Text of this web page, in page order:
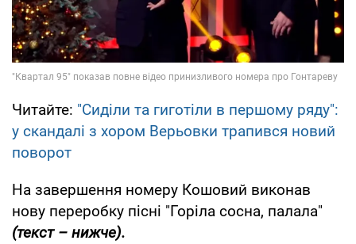
Читайте: "Сиділи та гиготіли в першому ряду":
у скандалі з хором Верьовки трапився новий
поворот
На завершення номеру Кошовий виконав
нову переробку пісні "Горіла сосна, палала"
(текст – нижче).